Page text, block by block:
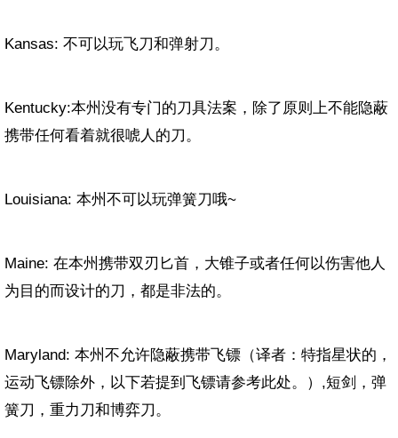
Kansas: 不可以玩飞刀和弹射刀。
Kentucky:本州没有专门的刀具法案，除了原则上不能隐蔽
携带任何看着就很唬人的刀。
Louisiana: 本州不可以玩弹簧刀哦~
Maine: 在本州携带双刃匕首，大锥子或者任何以伤害他人
为目的而设计的刀，都是非法的。
Maryland: 本州不允许隐蔽携带飞镖（译者：特指星状的，
运动飞镖除外，以下若提到飞镖请参考此处。） ,短剑，弹
簧刀，重力刀和博弈刀。